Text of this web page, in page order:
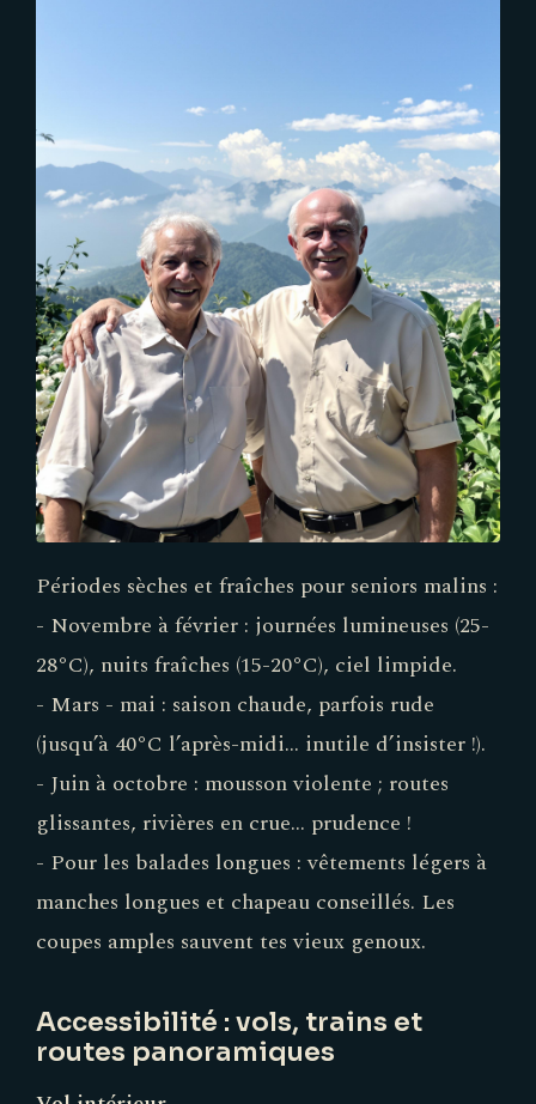
Périodes sèches et fraîches pour seniors malins :
- Novembre à février : journées lumineuses (25-
28°C), nuits fraîches (15-20°C), ciel limpide.
- Mars - mai : saison chaude, parfois rude
(jusqu’à 40°C l’après-midi… inutile d’insister !).
- Juin à octobre : mousson violente ; routes
glissantes, rivières en crue… prudence !
- Pour les balades longues : vêtements légers à
manches longues et chapeau conseillés. Les
coupes amples sauvent tes vieux genoux.
Accessibilité : vols, trains et
routes panoramiques